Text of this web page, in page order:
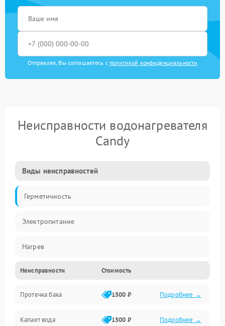
Отправляя, Вы соглашаетесь с политикой конфиденциальности
Неисправности водонагревателя
Candy
Виды неисправностей
Герметичность
Электропитание
Нагрев
Датчики
Механика
Неисправности Стоимость
Протечка бака 1500 ₽ Подробнее →
Капает вода 1500 ₽ Подробнее →